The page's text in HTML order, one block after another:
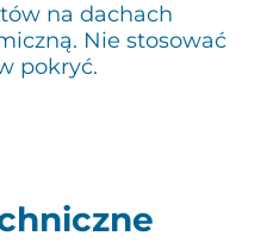
na dachach
Nie stosować
pokryć.